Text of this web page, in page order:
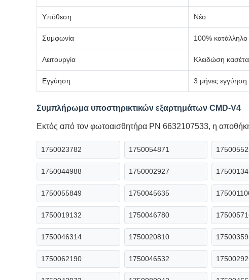
Υπόθεση Νέο
Συμφωνία 100%
Λειτουργία Κλειδώση
Εγγύηση 3 μήνες εγγύηση
Συμπλήρωμα υποστηρικτικών εξαρτημάτων CMD-V4
Εκτός από τον φωτοαισθητήρα PN 6632107533, η
1750023782 1750054871
1750044988 1750002927
1750055849 1750045635
1750019132 1750046780
1750046314 1750020810
1750062190 1750046532